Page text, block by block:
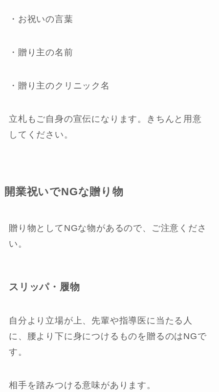
・お祝いの言葉
・贈り主の名前
・贈り主のクリニック名
立札もご自身の宣伝になります。きちんと用意
してください。
開業祝いでNGな贈り物
贈り物としてNGな物があるので、ご注意くださ
い。
スリッパ・履物
自分より立場が上、先輩や指導医に当たる人
に、腰より下に身につけるものを贈るのはNGで
す。
相手を踏みつける意味があります。